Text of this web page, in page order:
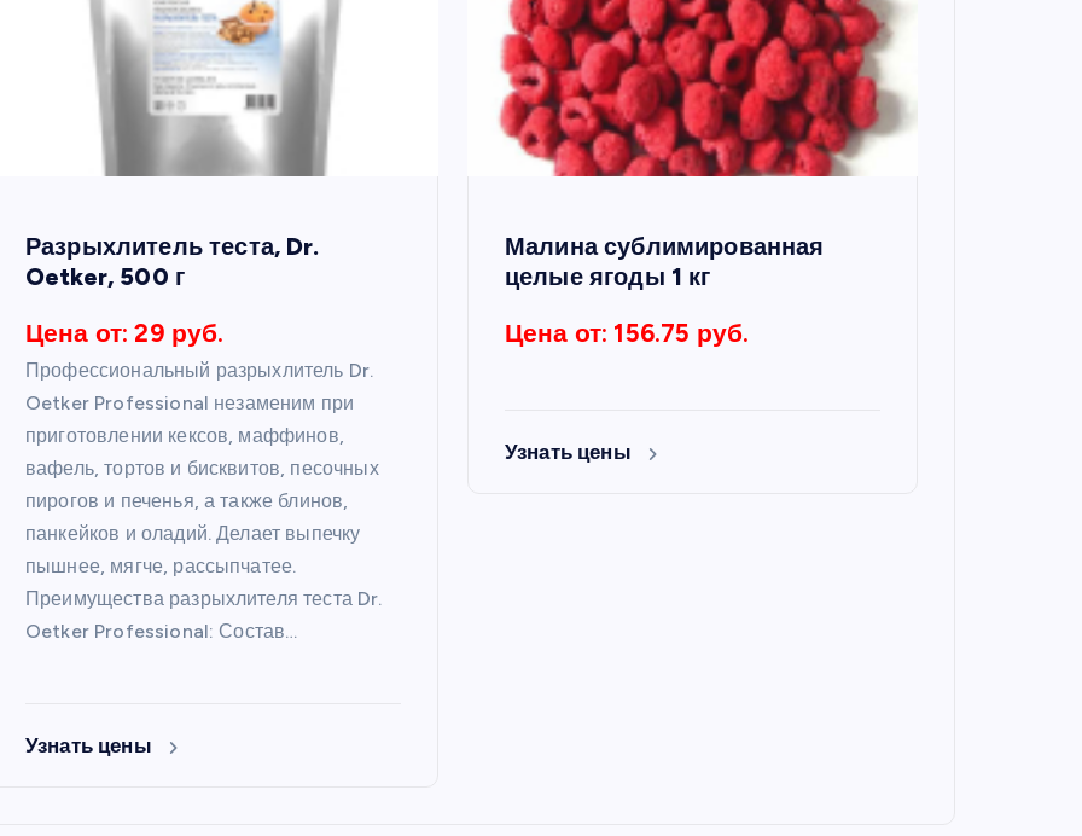
Разрыхлитель теста, Dr.
Oetker, 500 г
Цена от: 29 руб.
Профессиональный разрыхлитель Dr.
Oetker Professional незаменим при
приготовлении кексов, маффинов,
вафель, тортов и бисквитов, песочных
пирогов и печенья, а также блинов,
панкейков и оладий. Делает выпечку
пышнее, мягче, рассыпчатее.
Преимущества разрыхлителя теста Dr.
Oetker Professional: Состав…
Узнать цены
Малина сублимированная
целые ягоды 1 кг
Цена от: 156.75 руб.
Узнать цены